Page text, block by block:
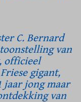
C. Bernard
van
officieel
gigant,
jaar jong maar
van